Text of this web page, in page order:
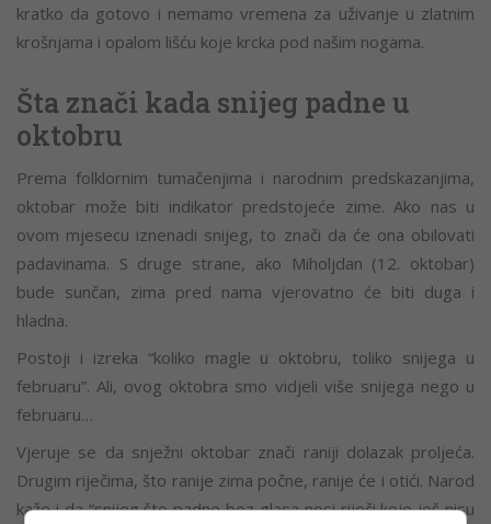
kratko da gotovo i nemamo vremena za uživanje u zlatnim
krošnjama i opalom lišću koje krcka pod našim nogama.
Šta znači kada snijeg padne u
oktobru
Prema folklornim tumačenjima i narodnim predskazanjima,
oktobar može biti indikator predstojeće zime. Ako nas u
ovom mjesecu iznenadi snijeg, to znači da će ona obilovati
padavinama. S druge strane, ako Miholjdan (12. oktobar)
bude sunčan, zima pred nama vjerovatno će biti duga i
hladna.
Postoji i izreka “koliko magle u oktobru, toliko snijega u
februaru”. Ali, ovog oktobra smo vidjeli više snijega nego u
februaru…
Vjeruje se da snježni oktobar znači raniji dolazak proljeća.
Drugim riječima, što ranije zima počne, ranije će i otići. Narod
kaže i da “snijeg što padne bez glasa nosi riječi koje još nisu